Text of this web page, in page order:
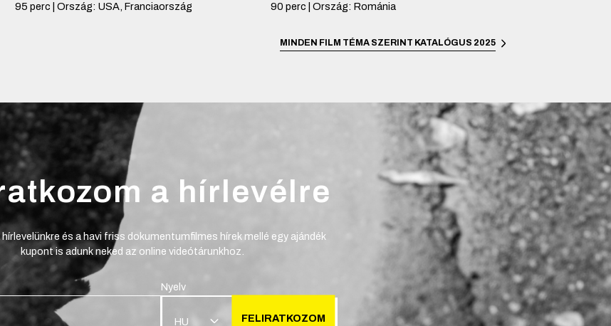
95 perc Ország: USA, Franciaország 90 perc Ország: Románia
MINDEN FILM TÉMA SZERINT KATALÓGUS 2025
a hírlevélre
és a havi friss dokumentumfilmes hírek mellé egy ajándék
kupont is adunk neked az online videótárunkhoz.
Nyelv
HU FELIRATKOZOM